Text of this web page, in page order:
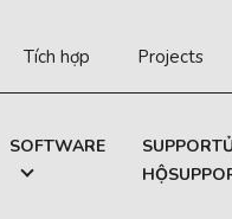
Tích hợp Projects
SOFTWARE